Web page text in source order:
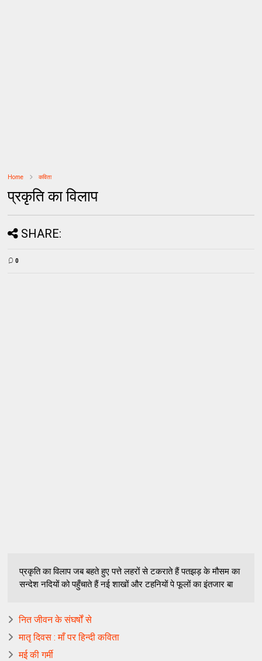
Home कविता
प्रकृति का विलाप
SHARE:
0
प्रकृति का विलाप जब बहते हुए पत्ते लहरों से टकराते हैं पतझड़ के मौसम का
सन्देश नदियों को पहुँचाते हैं नई शाखों और टहनियों पे फूलों का इंतजार बा
नित जीवन के संघर्षों से
मातृ दिवस : माँ पर हिन्दी कविता
मई की गर्मी